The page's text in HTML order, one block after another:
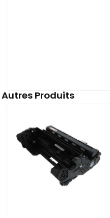
Autres Produits